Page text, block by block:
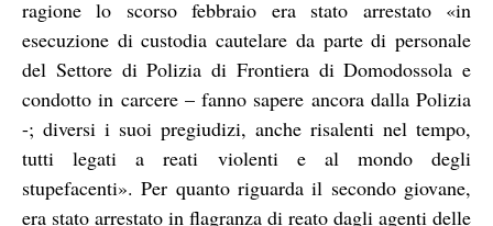
ragione lo scorso febbraio era stato arrestato «in
esecuzione di custodia cautelare da parte di personale
del Settore di Polizia di Frontiera di Domodossola e
condotto in carcere – fanno sapere ancora dalla Polizia
-; diversi i suoi pregiudizi, anche risalenti nel tempo,
tutti legati a reati violenti e al mondo degli
stupefacenti». Per quanto riguarda il secondo giovane,
era stato arrestato in flagranza di reato dagli agenti delle